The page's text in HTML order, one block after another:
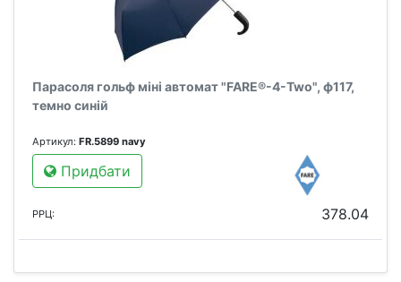
Парасоля гольф міні автомат "FARE®-4-Two", ф117,
темно синій
Артикул: FR.5899 navy
Придбати
РРЦ: 378.04